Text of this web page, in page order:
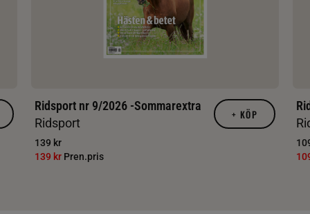
Ridsport nr 9/2026 -Sommarextra
Ridsport
139 kr
139 kr Pren.pris
+ KÖP